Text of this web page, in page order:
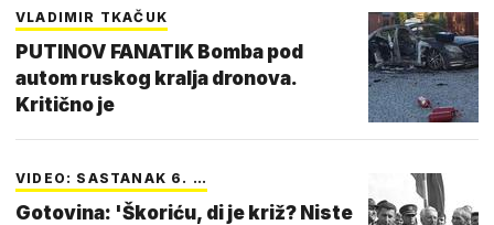
VLADIMIR TKAČUK
PUTINOV FANATIK Bomba pod
autom ruskog kralja dronova.
Kritično je
VIDEO: SASTANAK 6. …
Gotovina: 'Škoriću, di je križ? Niste